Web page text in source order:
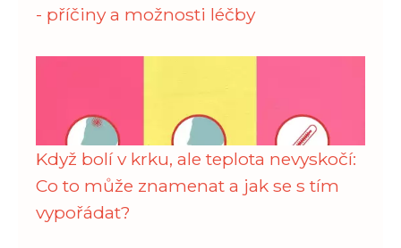
- příčiny a možnosti léčby
Když bolí v krku, ale teplota nevyskočí:
Co to může znamenat a jak se s tím
vypořádat?